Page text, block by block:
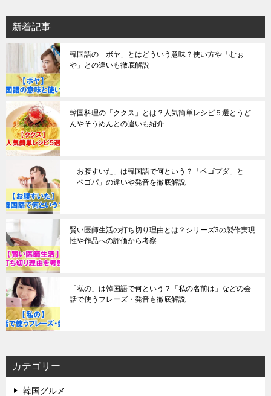
新着記事
韓国語の「ボヤ」とはどういう意味？使い方や「むぉ
や」との違いも徹底解説
韓国料理の「ククス」とは？人気簡単レシピ５選とうど
んやそうめんとの違いも紹介
「お腹すいた」は韓国語で何という？「ペゴプダ」と
「ペゴパ」の違いや発音を徹底解説
賢い医師生活の打ち切り理由とは？シリーズ3の製作実現
性や作品への評価から考察
「私の」は韓国語で何という？「私の名前は」などの会
話で使うフレーズ・発音も徹底解説
カテゴリー
韓国グルメ